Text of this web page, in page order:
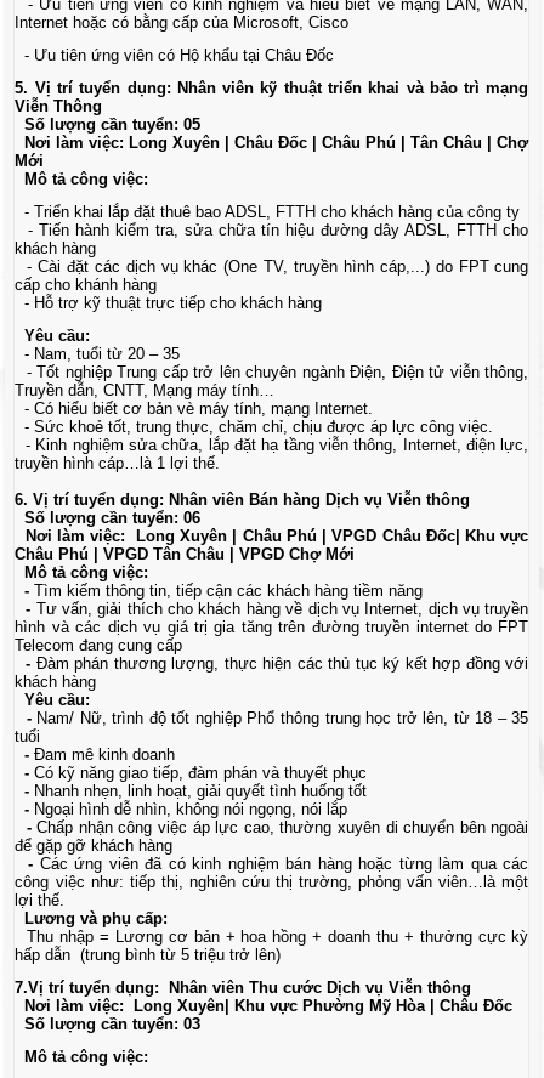
- Ưu tiên ứng viên có kinh nghiệm và hiểu biết vể mạng LAN, WAN,
Internet hoặc có bằng cấp của Microsoft, Cisco
- Ưu tiên ứng viên có Hộ khẩu tại Châu Đốc
5. Vị trí tuyển dụng: Nhân viên kỹ thuật triển khai và bảo trì mạng
Viễn Thông
Số lượng cần tuyển: 05
Nơi làm việc: Long Xuyên | Châu Đốc | Châu Phú | Tân Châu | Chợ
Mới
Mô tả công việc:
- Triển khai lắp đặt thuê bao ADSL, FTTH cho khách hàng của công ty
- Tiến hành kiểm tra, sửa chữa tín hiệu đường dây ADSL, FTTH cho
khách hàng
- Cài đặt các dịch vụ khác (One TV, truyền hình cáp,...) do FPT cung
cấp cho khánh hàng
- Hỗ trợ kỹ thuật trực tiếp cho khách hàng
Yêu cầu:
- Nam, tuổi từ 20 – 35
- Tốt nghiệp Trung cấp trở lên chuyên ngành Điện, Điện tử viễn thông,
Truyền dẫn, CNTT, Mạng máy tính…
- Có hiểu biết cơ bản vè máy tính, mạng Internet.
- Sức khoẻ tốt, trung thực, chăm chỉ, chịu được áp lực công việc.
- Kinh nghiệm sửa chữa, lắp đặt hạ tầng viễn thông, Internet, điện lực,
truyền hình cáp…là 1 lợi thế.
6. Vị trí tuyển dụng: Nhân viên Bán hàng Dịch vụ Viễn thông
Số lượng cần tuyển: 06
Nơi làm việc: Long Xuyên | Châu Phú | VPGD Châu Đốc| Khu vực
Châu Phú | VPGD Tân Châu | VPGD Chợ Mới
Mô tả công việc:
-Tìm kiếm thông tin, tiếp cận các khách hàng tiềm năng
- Tư vấn, giải thích cho khách hàng về dịch vụ Internet, dịch vụ truyền
hình và các dịch vụ giá trị gia tăng trên đường truyền internet do FPT
Telecom đang cung cấp
- Đàm phán thương lượng, thực hiện các thủ tục ký kết hợp đồng với
khách hàng
Yêu cầu:
- Nam/ Nữ, trình độ tốt nghiệp Phổ thông trung học trở lên, từ 18 – 35
tuổi
-Đam mê kinh doanh
-Có kỹ năng giao tiếp, đàm phán và thuyết phục
- Nhanh nhẹn, linh hoạt, giải quyết tình huống tốt
- Ngoại hình dễ nhìn, không nói ngọng, nói lắp
-Chấp nhận công việc áp lực cao, thường xuyên di chuyển bên ngoài
để gặp gỡ khách hàng
- Các ứng viên đã có kinh nghiệm bán hàng hoặc từng làm qua các
công việc như: tiếp thị, nghiên cứu thị trường, phỏng vấn viên…là một
lợi thế.
Lương và phụ cấp:
Thu nhập = Lương cơ bản + hoa hồng + doanh thu + thưởng cực kỳ
hấp dẫn (trung bình từ 5 triệu trở lên)
7.Vị trí tuyển dụng: Nhân viên Thu cước Dịch vụ Viễn thông
Nơi làm việc: Long Xuyên| Khu vực Phường Mỹ Hòa | Châu Đốc
Số lượng cần tuyển: 03
Mô tả công việc: